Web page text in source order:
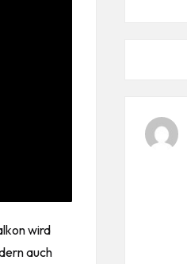
wird
auch